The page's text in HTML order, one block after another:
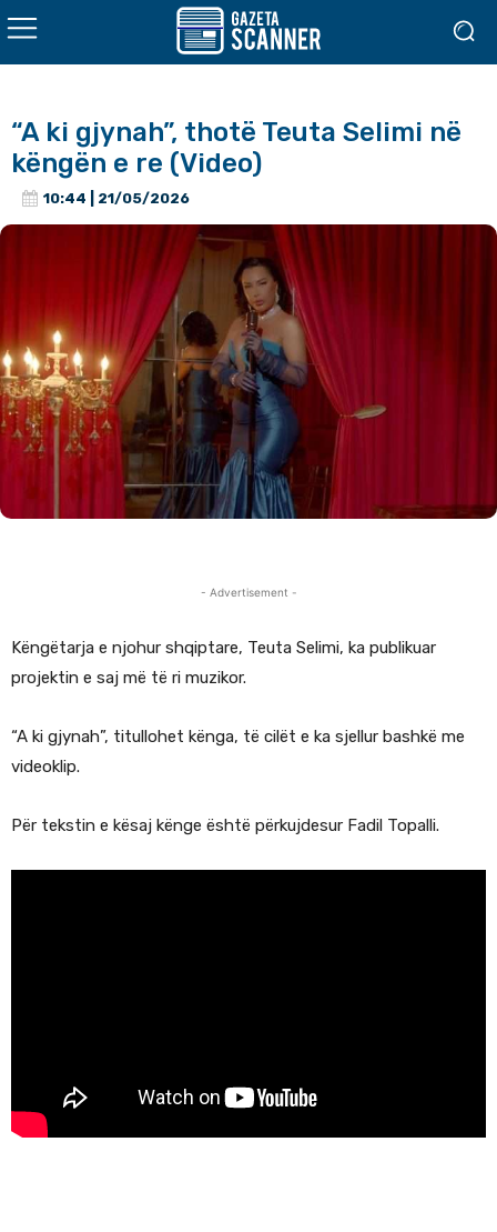
“A ki gjynah”, thotë Teuta Selimi në
këngën e re (Video)
10:44 | 21/05/2026
- Advertisement -
Këngëtarja e njohur shqiptare, Teuta Selimi, ka publikuar
projektin e saj më të ri muzikor.
“A ki gjynah”, titullohet kënga, të cilët e ka sjellur bashkë me
videoklip.
Për tekstin e kësaj kënge është përkujdesur Fadil Topalli.